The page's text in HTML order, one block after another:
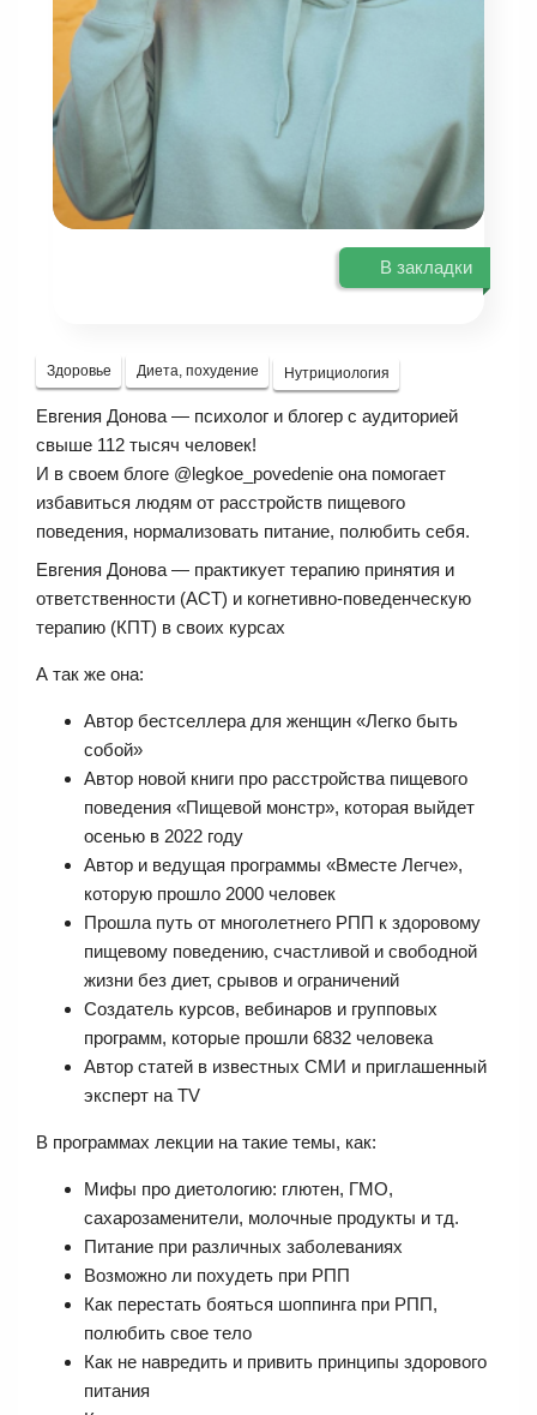
В закладки
Здоровье Диета, похудение Нутрициология
Евгения Донова — психолог и блогер с аудиторией
свыше 112 тысяч человек!
И в своем блоге @legkoe_povedenie она помогает
избавиться людям от расстройств пищевого
поведения, нормализовать питание, полюбить себя.
Евгения Донова — практикует терапию принятия и
ответственности (АСТ) и когнетивно-поведенческую
терапию (КПТ) в своих курсах
А так же она:
Автор бестселлера для женщин «Легко быть
собой»
Автор новой книги про расстройства пищевого
поведения «Пищевой монстр», которая выйдет
осенью в 2022 году
Автор и ведущая программы «Вместе Легче»,
которую прошло 2000 человек
Прошла путь от многолетнего РПП к здоровому
пищевому поведению, счастливой и свободной
жизни без диет, срывов и ограничений
Создатель курсов, вебинаров и групповых
программ, которые прошли 6832 человека
Автор статей в известных СМИ и приглашенный
эксперт на TV
В программах лекции на такие темы, как:
Мифы про диетологию: глютен, ГМО,
сахарозаменители, молочные продукты и тд.
Питание при различных заболеваниях
Возможно ли похудеть при РПП
Как перестать бояться шоппинга при РПП,
полюбить свое тело
Как не навредить и привить принципы здорового
питания